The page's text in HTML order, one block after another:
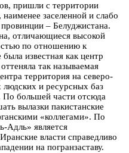
пришли с территории
заселенной и слабо
– Белуджистана.
отличающиеся высокой
по отношению к
известная как центр
так называемая
территория на северо-
людских и ресурсных баз
По большей части отсюда
вылазки пакистанские
«коллегами». По
Адль» является
власти справедливо
на погранзаставу.